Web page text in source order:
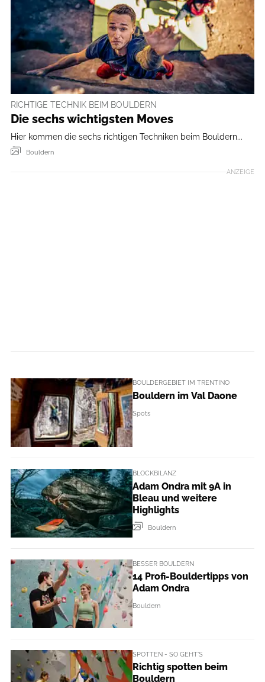
RICHTIGE TECHNIK BEIM BOULDERN
Die sechs wichtigsten Moves
Hier kommen die sechs richtigen Techniken beim Bouldern...
Bouldern
ANZEIGE
BOULDERGEBIET IM TRENTINO
Bouldern im Val Daone
Spots
BLOCKBILANZ
Adam Ondra mit 9A in
Bleau und weitere
Highlights
Bouldern
BESSER BOULDERN
14 Profi-Bouldertipps von
Adam Ondra
Bouldern
SPOTTEN - SO GEHT'S
Richtig spotten beim
Bouldern